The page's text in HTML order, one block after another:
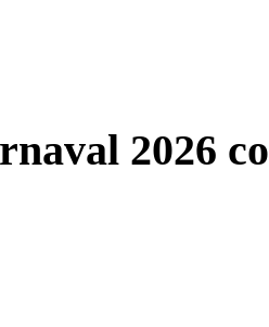
2026